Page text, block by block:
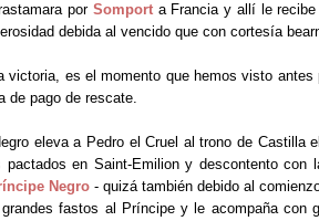
por Somport a Francia y allí le
debida al vencido que con cortesía
victoria, es el momento que hemos visto
de pago de rescate.
eleva a Pedro el Cruel al trono de Castilla
pactados en Saint-Emilion y descontento
Negro- quizá también debido al
fastos al Príncipe y le acompaña con